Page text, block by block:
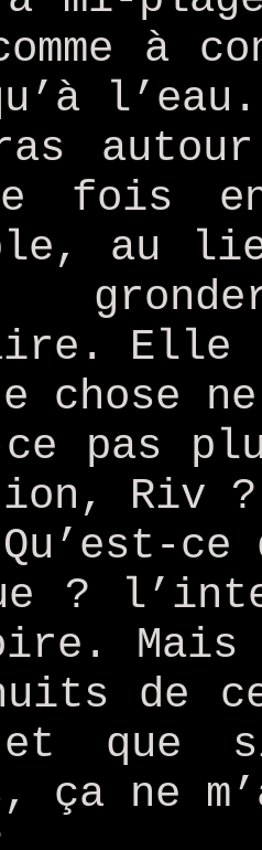
à
l’eau.
fois
au
chose
ce pas
Riv ?
?
de
que
ça ne